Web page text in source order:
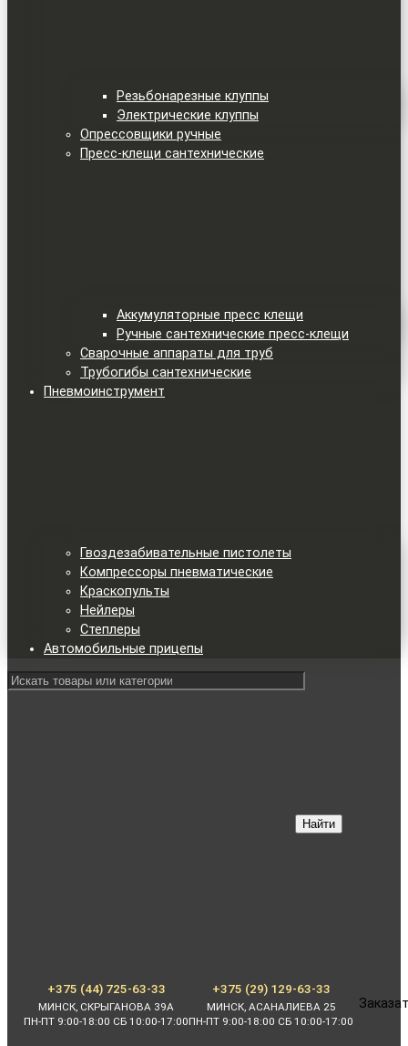
Резьбонарезные клуппы
Электрические клуппы
Опрессовщики ручные
Пресс-клещи сантехнические
Аккумуляторные пресс клещи
Ручные сантехнические пресс-клещи
Сварочные аппараты для труб
Трубогибы сантехнические
Пневмоинструмент
Гвоздезабивательные пистолеты
Компрессоры пневматические
Краскопульты
Нейлеры
Степлеры
Автомобильные прицепы
Найти
+375 (44) 725-63-33
МИНСК, СКРЫГАНОВА 39А
ПН-ПТ 9:00-18:00 СБ 10:00-17:00
+375 (29) 129-63-33
МИНСК, АСАНАЛИЕВА 25
ПН-ПТ 9:00-18:00 СБ 10:00-17:00